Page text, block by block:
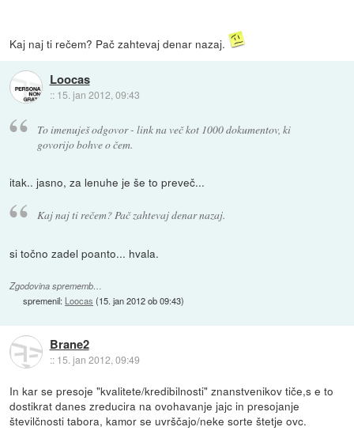
Kaj naj ti rečem? Pač zahtevaj denar nazaj.
Loocas
:: 15. jan 2012, 09:43
To imenuješ odgovor - link na več kot 1000 dokumentov, ki
govorijo bohve o čem.
itak.. jasno, za lenuhe je še to preveč...
Kaj naj ti rečem? Pač zahtevaj denar nazaj.
si točno zadel poanto... hvala.
Zgodovina sprememb…
spremenil: Loocas (15. jan 2012 ob 09:43)
Brane2
:: 15. jan 2012, 09:49
In kar se presoje "kvalitete/kredibilnosti" znanstvenikov tiče,s e to
dostikrat danes zreducira na ovohavanje jajc in presojanje
številčnosti tabora, kamor se uvrščajo/neke sorte štetje ovc.